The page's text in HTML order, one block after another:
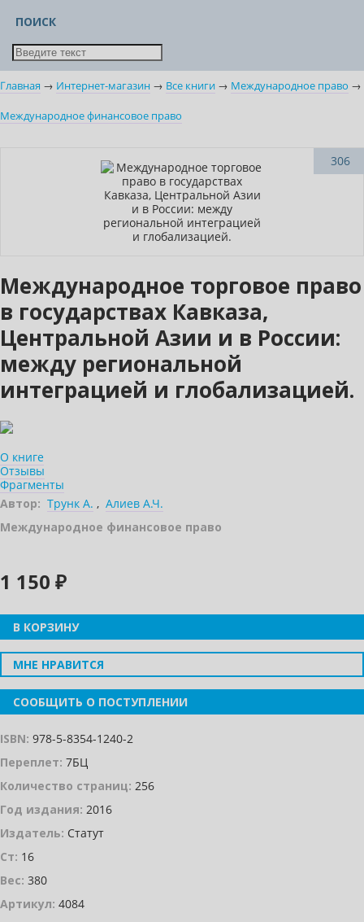
ПОИСК
Главная → Интернет-магазин → Все книги → Международное право →
Международное финансовое право
306
Международное торговое право
в государствах Кавказа,
Центральной Азии и в России:
между региональной
интеграцией и глобализацией.
О книге
Отзывы
Фрагменты
Автор: Трунк А. , Алиев А.Ч.
Международное финансовое право
1 150 ₽
В КОРЗИНУ
МНЕ НРАВИТСЯ
СООБЩИТЬ О ПОСТУПЛЕНИИ
ISBN: 978-5-8354-1240-2
Переплет: 7БЦ
Количество страниц: 256
Год издания: 2016
Издатель: Статут
Ст: 16
Вес: 380
Артикул: 4084